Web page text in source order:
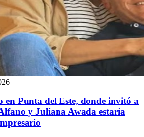
en Punta del Este, donde invitó a
y Juliana Awada estaría